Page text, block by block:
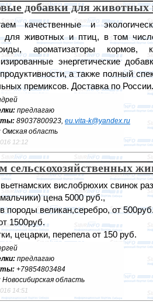
добавки для животных
качественные и
для животных и птиц, в том
ароматизаторы кормов,
энергетические
а также полный
премиксов. Доставка по России.
предлагаю
89037800923, eu.vita-k@yandex.ru
Омская область
12:12
сельскохозяйственных
вислобрюхих свинок
цена 5000 руб.,
породы великан,серебро, от
1500руб.
цецарки, перепела от 150 руб.
предлагаю
+79854803484
Новосибирская область
14:51